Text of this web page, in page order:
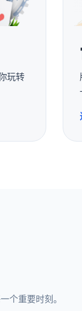
玩转
个重要时刻。